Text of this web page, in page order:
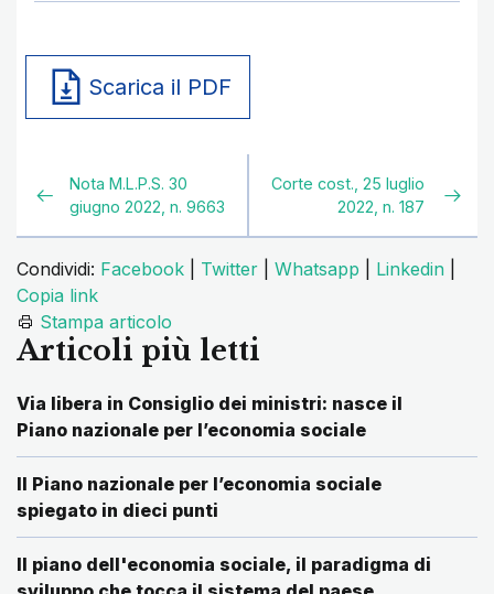
Scarica il PDF
Nota M.L.P.S. 30
giugno 2022, n. 9663
Corte cost., 25 luglio
2022, n. 187
Condividi: Facebook Twitter Whatsapp Linkedin
Copia link
Stampa articolo
Articoli più letti
Via libera in Consiglio dei ministri: nasce il
Piano nazionale per l’economia sociale
Il Piano nazionale per l’economia sociale
spiegato in dieci punti
Il piano dell'economia sociale, il paradigma di